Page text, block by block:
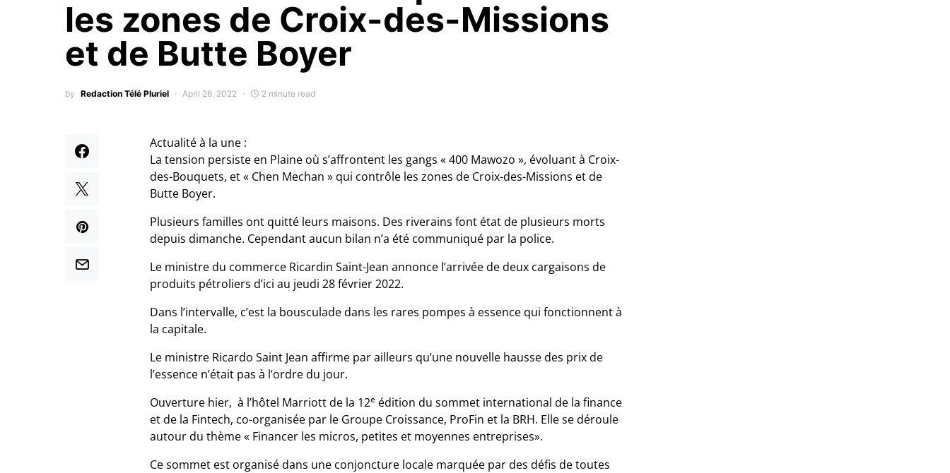
les zones de Croix-des-Missions
et de Butte Boyer
by Redaction Télé Pluriel April 26, 2022 2 minute read
Actualité à la une :
La tension persiste en Plaine où s’affrontent les gangs « 400 Mawozo », évoluant à Croix-
des-Bouquets, et « Chen Mechan » qui contrôle les zones de Croix-des-Missions et de
Butte Boyer.
Plusieurs familles ont quitté leurs maisons. Des riverains font état de plusieurs morts
depuis dimanche. Cependant aucun bilan n’a été communiqué par la police.
Le ministre du commerce Ricardin Saint-Jean annonce l’arrivée de deux cargaisons de
produits pétroliers d’ici au jeudi 28 février 2022.
Dans l’intervalle, c’est la bousculade dans les rares pompes à essence qui fonctionnent à
la capitale.
Le ministre Ricardo Saint Jean affirme par ailleurs qu’une nouvelle hausse des prix de
l’essence n’était pas à l’ordre du jour.
Ouverture hier, à l’hôtel Marriott de la 12e édition du sommet international de la finance
et de la Fintech, co-organisée par le Groupe Croissance, ProFin et la BRH. Elle se déroule
autour du thème « Financer les micros, petites et moyennes entreprises».
Ce sommet est organisé dans une conjoncture locale marquée par des défis de toutes